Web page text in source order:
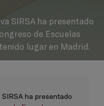
SIRSA ha presentado
de Escuelas
lugar en Madrid.
ha presentado